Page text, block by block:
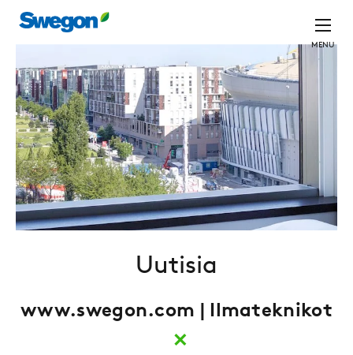
MENU
Uutisia
www.swegon.com | Ilmateknikot
×